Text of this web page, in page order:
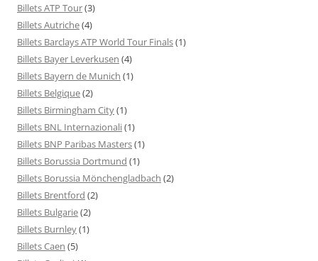
Billets ATP Tour(3)
Billets Autriche(4)
Billets Barclays ATP World Tour Finals(1)
Billets Bayer Leverkusen (4)
Billets Bayern de Munich (1)
Billets Belgique(2)
Billets Birmingham City(1)
Billets BNL Internazionali(1)
Billets BNP Paribas Masters(1)
Billets Borussia Dortmund (1)
Billets Borussia Mönchengladbach (2)
Billets Brentford (2)
Billets Bulgarie(2)
Billets Burnley(1)
Billets Caen (5)